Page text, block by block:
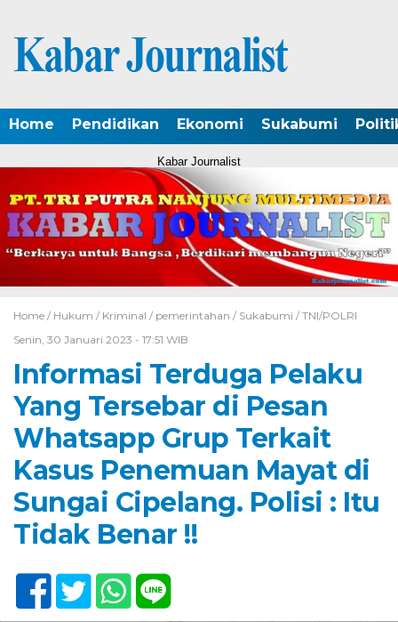
Home Pendidikan Ekonomi Sukabumi
Kabar Journalist
Home / Hukum / Kriminal / pemerintahan / Sukabumi / TNI/POLRI
Senin, 30 Januari 2023 - 17:51 WIB
Informasi Terduga Pelaku
Yang Tersebar di Pesan
Whatsapp Grup Terkait
Kasus Penemuan Mayat di
Sungai Cipelang. Polisi : Itu
Tidak Benar !!